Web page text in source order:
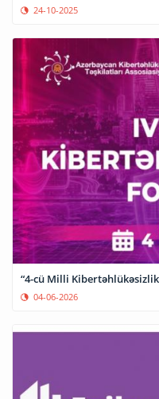
24-10-2025
“4-cü Milli
04-06-2026